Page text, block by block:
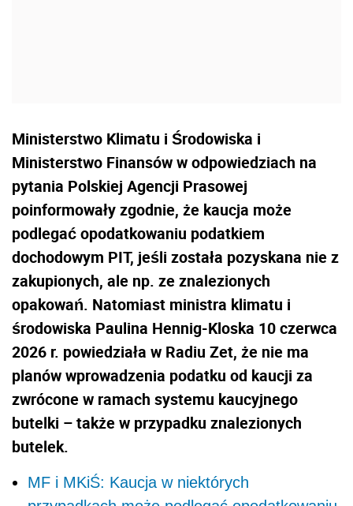
Ministerstwo Klimatu i Środowiska i
Ministerstwo Finansów w odpowiedziach na
pytania Polskiej Agencji Prasowej
poinformowały zgodnie, że kaucja może
podlegać opodatkowaniu podatkiem
dochodowym PIT, jeśli została pozyskana nie z
zakupionych, ale np. ze znalezionych
opakowań. Natomiast ministra klimatu i
środowiska Paulina Hennig-Kloska 10 czerwca
2026 r. powiedziała w Radiu Zet, że nie ma
planów wprowadzenia podatku od kaucji za
zwrócone w ramach systemu kaucyjnego
butelki – także w przypadku znalezionych
butelek.
MF i MKiŚ: Kaucja w niektórych